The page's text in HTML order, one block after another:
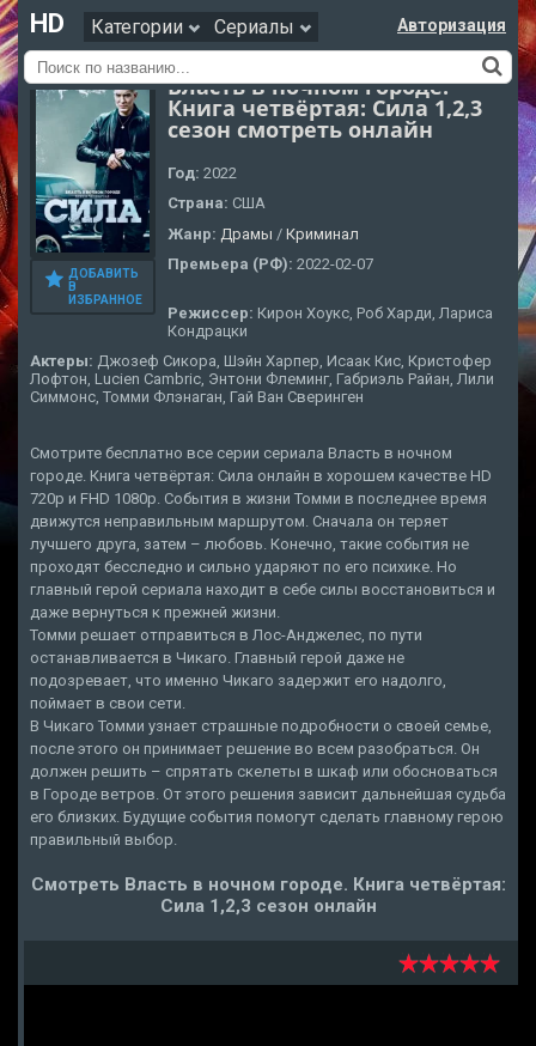
HD Категории Сериалы Авторизация
ДОБАВИТЬ
В
ИЗБРАННОЕ
Власть в ночном городе.
Книга четвёртая: Сила 1,2,3
сезон смотреть онлайн
Год: 2022
Страна: США
Жанр: Драмы / Криминал
Премьера (РФ): 2022-02-07
Режиссер: Кирон Хоукс, Роб Харди, Лариса
Кондрацки
Актеры: Джозеф Сикора, Шэйн Харпер, Исаак Кис, Кристофер
Лофтон, Lucien Cambric, Энтони Флеминг, Габриэль Райан, Лили
Симмонс, Томми Флэнаган, Гай Ван Сверинген
Смотрите бесплатно все серии сериала Власть в ночном
городе. Книга четвёртая: Сила онлайн в хорошем качестве HD
720p и FHD 1080p. События в жизни Томми в последнее время
движутся неправильным маршрутом. Сначала он теряет
лучшего друга, затем – любовь. Конечно, такие события не
проходят бесследно и сильно ударяют по его психике. Но
главный герой сериала находит в себе силы восстановиться и
даже вернуться к прежней жизни.
Томми решает отправиться в Лос-Анджелес, по пути
останавливается в Чикаго. Главный герой даже не
подозревает, что именно Чикаго задержит его надолго,
поймает в свои сети.
В Чикаго Томми узнает страшные подробности о своей семье,
после этого он принимает решение во всем разобраться. Он
должен решить – спрятать скелеты в шкаф или обосноваться
в Городе ветров. От этого решения зависит дальнейшая судьба
его близких. Будущие события помогут сделать главному герою
правильный выбор.
Смотреть Власть в ночном городе. Книга четвёртая:
Сила 1,2,3 сезон онлайн